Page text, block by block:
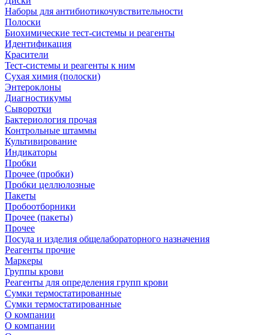
Наборы для антибиотикочувствительности
Полоски
Биохимические тест-системы и реагенты
Идентификация
Красители
Тест-системы и реагенты к ним
Сухая химия (полоски)
Энтероклоны
Диагностикумы
Сыворотки
Бактериология прочая
Контрольные штаммы
Культивирование
Индикаторы
Пробки
Прочее (пробки)
Пробки целлюлозные
Пакеты
Пробоотборники
Прочее (пакеты)
Прочее
Посуда и изделия общелабораторного назначения
Реагенты прочие
Маркеры
Группы крови
Реагенты для определения групп крови
Сумки термостатированные
Сумки термостатированные
О компании
О компании